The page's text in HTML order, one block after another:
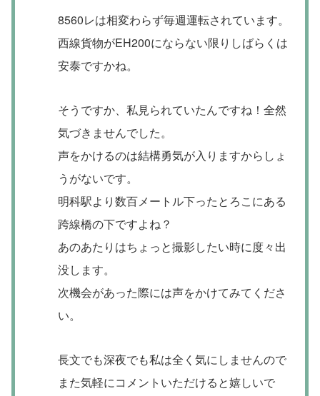
8560レは相変わらず毎週運転されています。
西線貨物がEH200にならない限りしばらくは
安泰ですかね。
そうですか、私見られていたんですね！全然
気づきませんでした。
声をかけるのは結構勇気が入りますからしょ
うがないです。
明科駅より数百メートル下ったとろこにある
跨線橋の下ですよね？
あのあたりはちょっと撮影したい時に度々出
没します。
次機会があった際には声をかけてみてくださ
い。
長文でも深夜でも私は全く気にしませんので
また気軽にコメントいただけると嬉しいで